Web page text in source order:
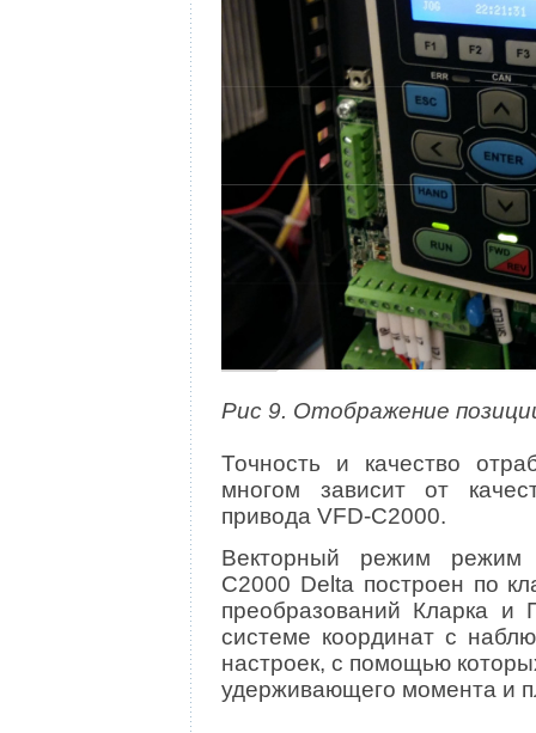
Рис 9. Отображение
Точность и качество
многом зависит от
привода VFD-C2000.
Векторный режим режим
C2000 Delta построен по
преобразований Кларка
системе координат с
настроек, с помощью
удерживающего момента и